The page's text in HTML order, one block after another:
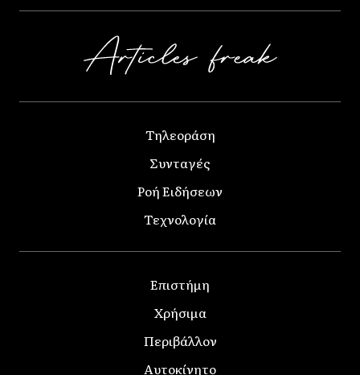
Τηλεοράση
Συνταγές
Ροή Ειδήσεων
Τεχνολογία
Επιστήμη
Χρήσιμα
Περιβάλλον
Αυτοκίνητο